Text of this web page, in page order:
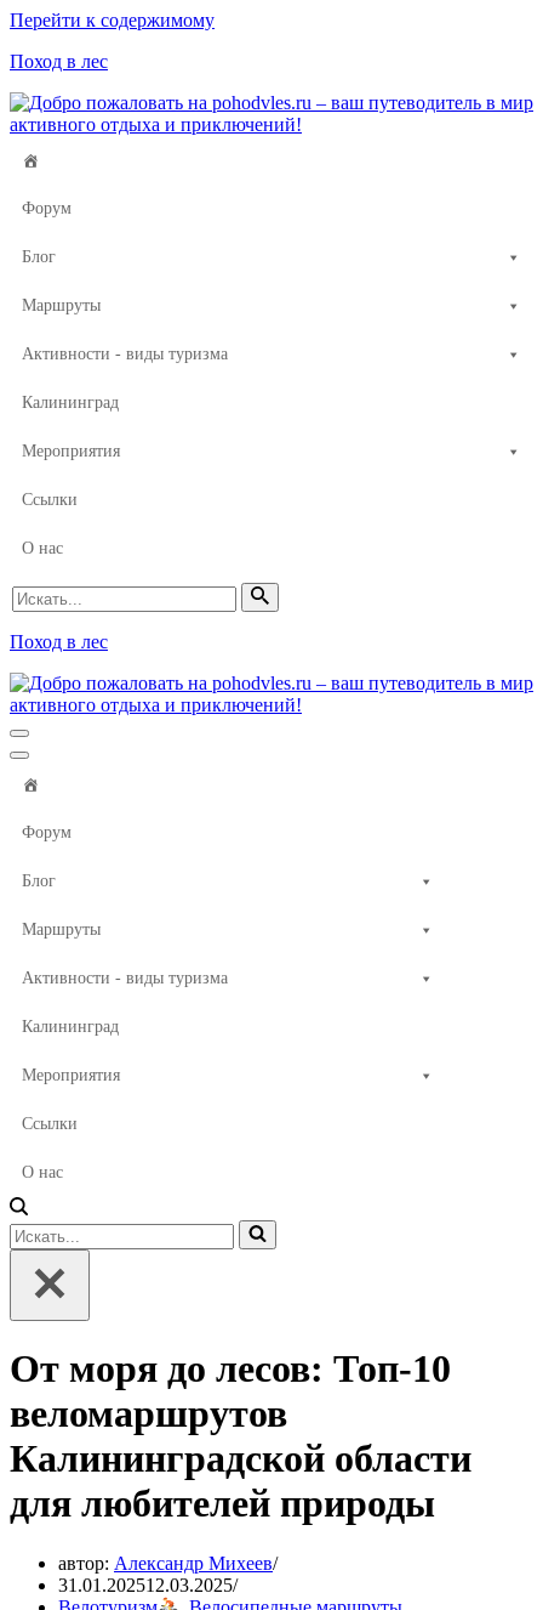
Перейти к содержимому
Поход в лес
Форум
Блог
Маршруты
Активности - виды туризма
Калининград
Мероприятия
Ссылки
О нас
Искать...
Поход в лес
Меню
навигации
Меню
навигации
Форум
Блог
Маршруты
Активности - виды туризма
Калининград
Мероприятия
Ссылки
О нас
Искать...
От моря до лесов: Топ-10
веломаршрутов
Калининградской области
для любителей природы
автор: Александр Михеев
31.01.202512.03.2025